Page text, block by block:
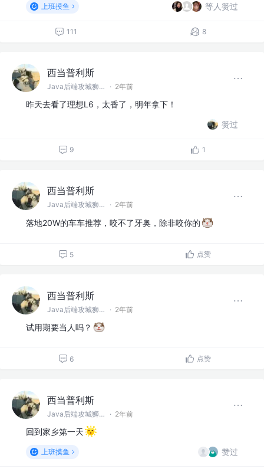
上班摸鱼 等人赞过
111 8
西当普利斯
Java后端攻城狮 @阿巴巴巴 · 2年前
昨天去看了理想L6，太香了，明年拿下！
赞过
9 1
西当普利斯
Java后端攻城狮 @阿巴巴巴 · 2年前
落地20W的车车推荐，咬不了牙奥，除非咬你的
5 点赞
西当普利斯
Java后端攻城狮 @阿巴巴巴 · 2年前
试用期要当人吗？
6 点赞
西当普利斯
Java后端攻城狮 @阿巴巴巴 · 2年前
回到家乡第一天
上班摸鱼 赞过